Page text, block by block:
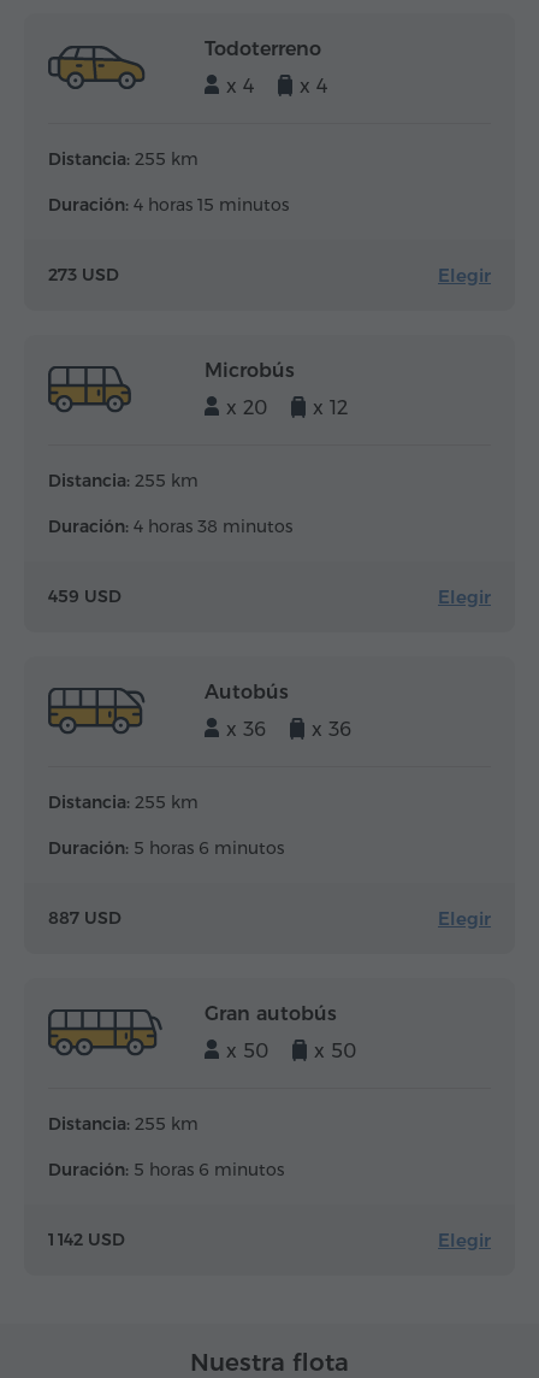
Todoterreno
x 4
x 4
Distancia: 255 km
Duración: 4 horas 15 minutos
273 USD Elegir
Microbús
x 20
x 12
Distancia: 255 km
Duración: 4 horas 38 minutos
459 USD Elegir
Autobús
x 36
x 36
Distancia: 255 km
Duración: 5 horas 6 minutos
887 USD Elegir
Gran autobús
x 50
x 50
Distancia: 255 km
Duración: 5 horas 6 minutos
1 142 USD Elegir
Nuestra flota